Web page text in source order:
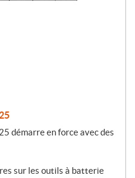
démarre en force avec des
sur les outils à batterie